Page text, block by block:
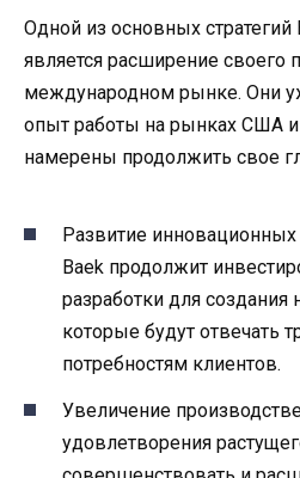
Одной из основных
является расширение своего
международном рынке. Они
опыт работы на рынках США
намерены продолжить свое
Развитие
Baek продолжит
разработки для создания
которые будут отвечать
потребностям клиентов.
Увеличение
удовлетворения